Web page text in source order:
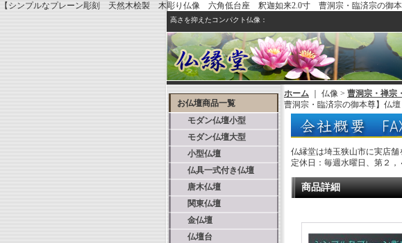
【シンプルなプレーン彫刻 天然木桧製 木彫り仏像 六角低台座 釈迦如来2.0寸 曹洞宗・臨済宗の御本
高さを抑えたコンパクト仏像：
お仏壇商品一覧
モダン仏壇小型
モダン仏壇大型
小型仏壇
仏具一式付き仏壇
唐木仏壇
関東仏壇
金仏壇
仏壇台
ホーム ｜ 仏像 > 曹洞宗・禅宗
曹洞宗・臨済宗の御本尊】
仏縁堂は埼玉狭山市に実店舗
定休日：毎週水曜日、第２，
商品詳細